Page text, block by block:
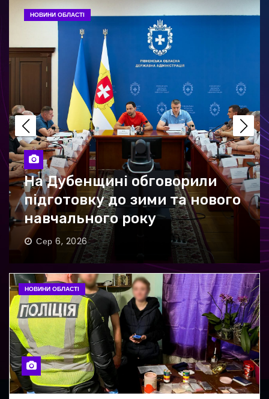
НОВИНИ ОБЛАСТІ
На Дубенщині обговорили
підготовку до зими та нового
навчального року
Сер 6, 2026
НОВИНИ ОБЛАСТІ